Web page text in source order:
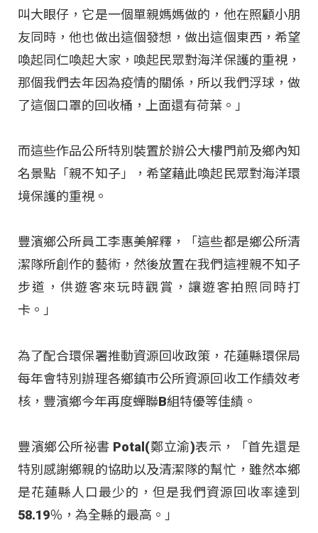
叫大眼仔，它是一個單親媽媽做的，他在照顧小朋
友同時，他也做出這個發想，做出這個東西，希望
喚起同仁喚起大家，喚起民眾對海洋保護的重視，
那個我們去年因為疫情的關係，所以我們浮球，做
了這個口罩的回收桶，上面還有荷葉。」
而這些作品公所特別裝置於辦公大樓門前及鄉內知
名景點「親不知子」，希望藉此喚起民眾對海洋環
境保護的重視。
豐濱鄉公所員工李惠美解釋，「這些都是鄉公所清
潔隊所創作的藝術，然後放置在我們這裡親不知子
步道，供遊客來玩時觀賞，讓遊客拍照同時打
卡。」
為了配合環保署推動資源回收政策，花蓮縣環保局
每年會特別辦理各鄉鎮市公所資源回收工作績效考
核，豐濱鄉今年再度蟬聯B組特優等佳績。
豐濱鄉公所祕書 Potal(鄭立渝)表示，「首先還是
特別感謝鄉親的協助以及清潔隊的幫忙，雖然本鄉
是花蓮縣人口最少的，但是我們資源回收率達到
58.19％，為全縣的最高。」